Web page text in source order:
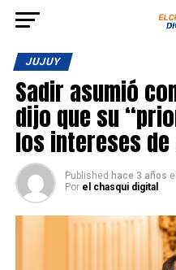
JUJUY
Sadir asumió
dijo que su
los intereses de
Published hace 3 años
Por el chasqui digital